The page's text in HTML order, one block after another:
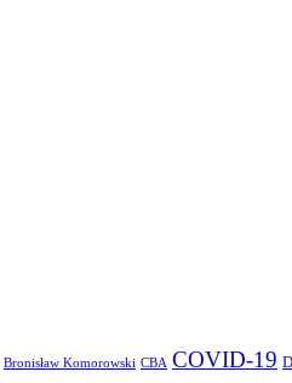
Bronisław Komorowski CBA COVID-19